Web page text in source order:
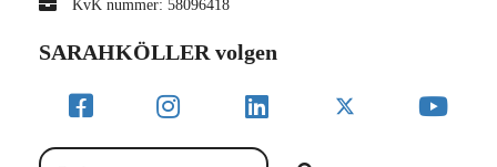
KvK nummer: 58096418
SARAHKÖLLER volgen